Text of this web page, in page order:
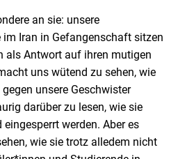
an sie: unsere
Iran in Gefangenschaft sitzen
als Antwort auf ihren mutigen
uns wütend zu sehen, wie
unsere Geschwister
darüber zu lesen, wie sie
werden. Aber es
wie sie trotz alledem nicht